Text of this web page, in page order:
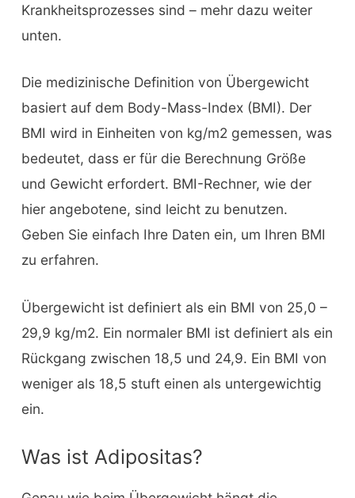
Krankheitsprozesses sind – mehr dazu weiter
unten.
Die medizinische Definition von Übergewicht
basiert auf dem Body-Mass-Index (BMI). Der
BMI wird in Einheiten von kg/m2 gemessen, was
bedeutet, dass er für die Berechnung Größe
und Gewicht erfordert. BMI-Rechner, wie der
hier angebotene, sind leicht zu benutzen.
Geben Sie einfach Ihre Daten ein, um Ihren BMI
zu erfahren.
Übergewicht ist definiert als ein BMI von 25,0 –
29,9 kg/m2. Ein normaler BMI ist definiert als ein
Rückgang zwischen 18,5 und 24,9. Ein BMI von
weniger als 18,5 stuft einen als untergewichtig
ein.
Was ist Adipositas?